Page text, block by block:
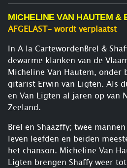
MICHELINE VAN HAUTEM &
AFGELAST- wordt verplaatst
In A la CartewordenBrel &
dewarme klanken van de
Micheline Van Hautem, onder
gitarist Erwin van Ligten. Als
en Van Ligten al jaren op van
Zeeland.
Brel en Shaazffy; twee
leven leefden en beiden
het chanson. Micheline Van
Ligten brengen Shaffy weer